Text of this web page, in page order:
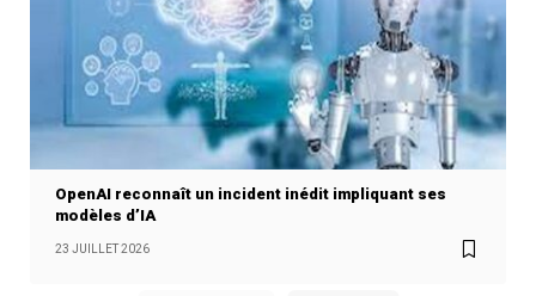
OpenAI reconnaît un incident inédit impliquant ses
modèles d’IA
23 JUILLET 2026